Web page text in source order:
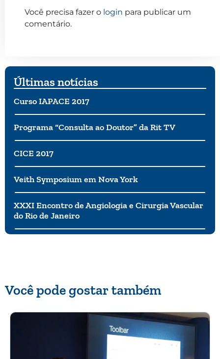
Você precisa fazer o login para publicar um
comentário.
Últimas notícias
Curso IAPACE 2017
Programa “Consulta ao Doutor” da Rit TV
CICE 2017
Veith Symposium em Nova York
XXXI Encontro de Angiologia e Cirurgia Vascular
do Rio de Janeiro
Você pode gostar também